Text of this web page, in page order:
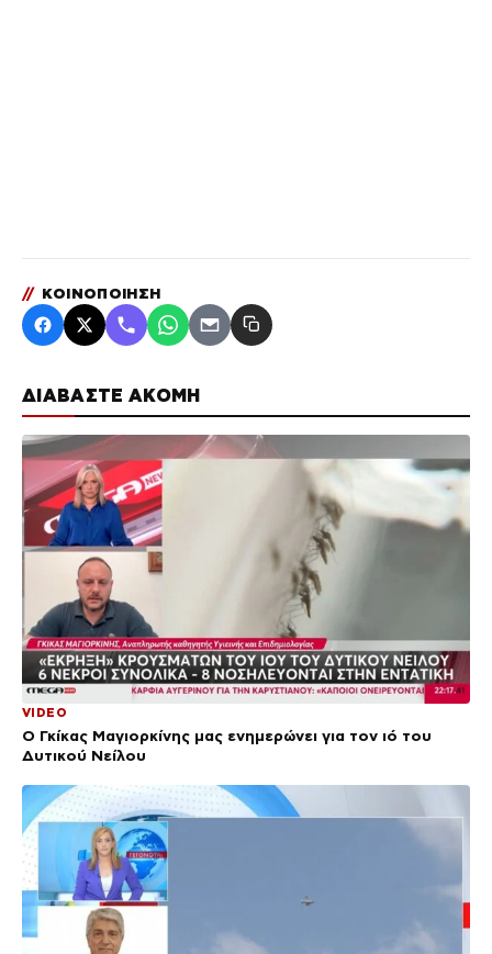
ΔΙΑΒΑΣΤΕ ΑΚΟΜΗ
VIDEO
Ο Γκίκας Μαγιορκίνης μας ενημερώνει για τον ιό του
Δυτικού Νείλου
// ΚΟΙΝΟΠΟΙΗΣΗ